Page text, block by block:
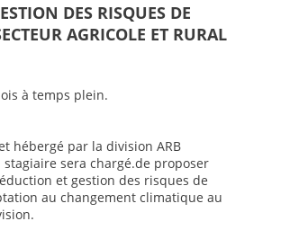
DES RISQUES DE
AGRICOLE ET RURAL
à temps plein.
hébergé par la division ARB
sera chargé.de proposer
et gestion des risques de
au changement climatique au